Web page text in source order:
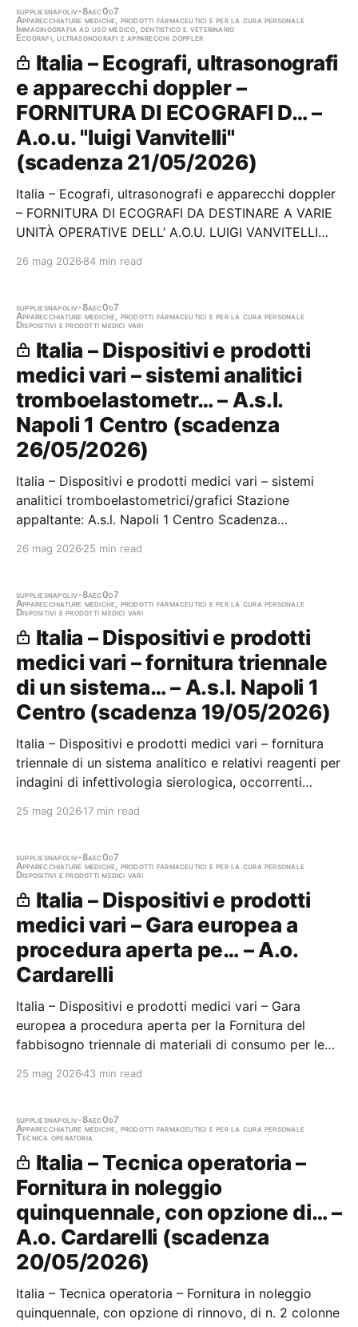
suppliesnapoliv-8aec0d7
Apparecchiature mediche, prodotti farmaceutici e per la cura personale
Immaginografia ad uso medico, dentistico e veterinario
Ecografi, ultrasonografi e apparecchi doppler
Italia – Ecografi, ultrasonografi
e apparecchi doppler –
FORNITURA DI ECOGRAFI D… –
A.o.u. "luigi Vanvitelli"
(scadenza 21/05/2026)
Italia – Ecografi, ultrasonografi e apparecchi doppler
– FORNITURA DI ECOGRAFI DA DESTINARE A VARIE
UNITÀ OPERATIVE DELL’ A.O.U. LUIGI VANVITELLI
21/05/2026 Gara scaduta, in attesa di aggiudicazione
26 mag 2026 84 min read
suppliesnapoliv-8aec0d7
Apparecchiature mediche, prodotti farmaceutici e per la cura personale
Dispositivi e prodotti medici vari
Italia – Dispositivi e prodotti
medici vari – sistemi analitici
tromboelastometr… – A.s.l.
Napoli 1 Centro (scadenza
26/05/2026)
Italia – Dispositivi e prodotti medici vari – sistemi
analitici tromboelastometrici/grafici Stazione
appaltante: A.s.l. Napoli 1 Centro Scadenza
26 mag 2026 25 min read
suppliesnapoliv-8aec0d7
Apparecchiature mediche, prodotti farmaceutici e per la cura personale
Dispositivi e prodotti medici vari
Italia – Dispositivi e prodotti
medici vari – fornitura triennale
di un sistema… – A.s.l. Napoli 1
Centro (scadenza 19/05/2026)
Italia – Dispositivi e prodotti medici vari – fornitura
triennale di un sistema analitico e relativi reagenti per
indagini di infettivologia sierologica, occorrenti
appaltante: A.s.l. Napoli 1 Centro Scadenza
25 mag 2026 17 min read
suppliesnapoliv-8aec0d7
Apparecchiature mediche, prodotti farmaceutici e per la cura personale
Dispositivi e prodotti medici vari
Italia – Dispositivi e prodotti
medici vari – Gara europea a
procedura aperta pe… – A.o.
Cardarelli
Italia – Dispositivi e prodotti medici vari – Gara
europea a procedura aperta per la Fornitura del
fabbisogno triennale di materiali di consumo per le
"A.Cardarelli" Stazione appaltante: A.o. Cardarelli
25 mag 202643 min read
suppliesnapoliv-8aec0d7
Apparecchiature mediche, prodotti farmaceutici e per la cura personale
Tecnica operatoria
Italia – Tecnica operatoria –
Fornitura in noleggio
quinquennale, con opzione di… –
A.o. Cardarelli (scadenza
20/05/2026)
Italia – Tecnica operatoria – Fornitura in noleggio
quinquennale, con opzione di rinnovo, di n. 2 colonne